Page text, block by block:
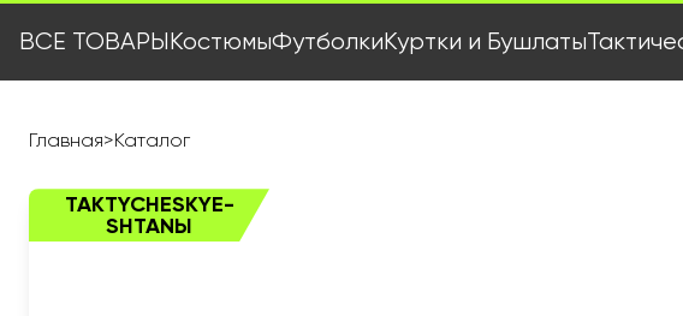
ВСЕ ТОВАРЫКостюмыФутболкиКуртки и Бушлаты
Главная>Каталог
TAKTYCHESKYE-
SHTANЫ